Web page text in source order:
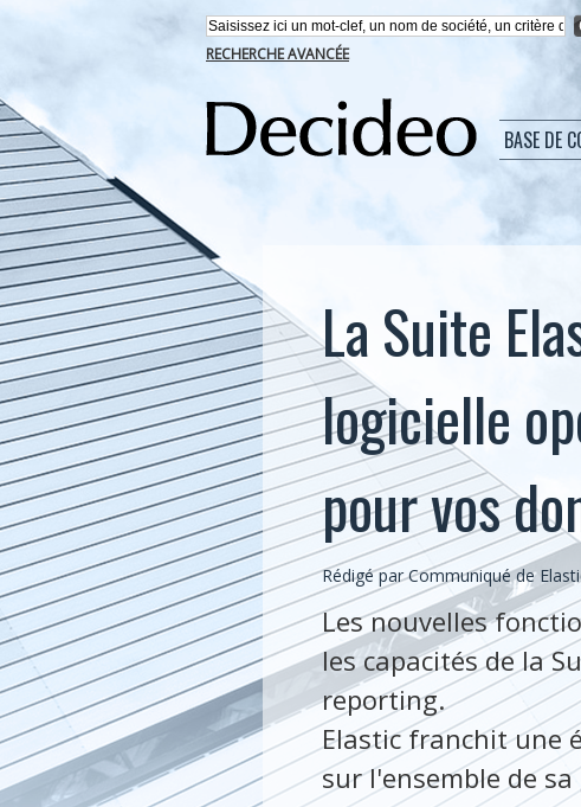
RECHERCHE AVANCÉE
BASE DE
La Suite
logicielle
pour vos
Rédigé par Communiqué de
Les nouvelles
les capacités de la
reporting.
Elastic franchit une
sur l'ensemble de